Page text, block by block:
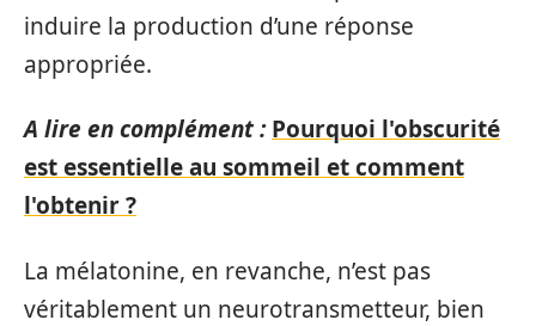
induire la production d’une réponse
appropriée.
A lire en complément : Pourquoi l'obscurité
est essentielle au sommeil et comment
l'obtenir ?
La mélatonine, en revanche, n’est pas
véritablement un neurotransmetteur, bien